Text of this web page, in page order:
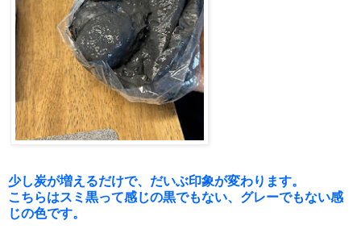
少し炭が増えるだけで、だいぶ印象が変わります。
こちらはスミ黒って感じの黒でもない、グレーでもない感
じの色です。